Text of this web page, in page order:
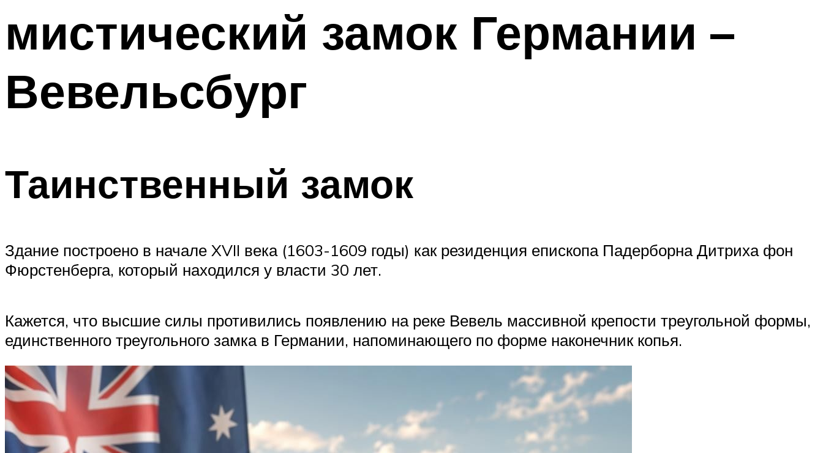
мистический замок Германии –
Вевельсбург
Таинственный замок
Здание построено в начале XVII века (1603-1609 годы) как резиденция епископа Падерборна Дитриха фон
Фюрстенберга, который находился у власти 30 лет.
Кажется, что высшие силы противились появлению на реке Вевель массивной крепости треугольной формы,
единственного треугольного замка в Германии, напоминающего по форме наконечник копья.